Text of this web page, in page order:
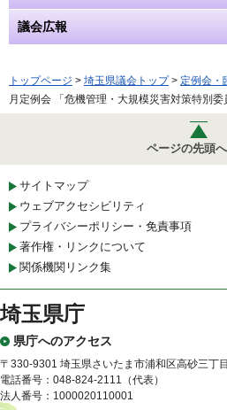
議会広報
トップページ > 埼玉県議会トップ> 定例会・
月定例会 「危機管理・大規模災害対策特別委
ページの先頭
サイトマップ
ウェブアクセシビリティ
プライバシーポリシー・免責事項
著作権・リンクについて
関係機関リンク集
埼玉県庁
県庁へのアクセス
〒330-9301 埼玉県さいたま市浦和区高砂三丁
電話番号：048-824-2111（代表）
法人番号：1000020110001